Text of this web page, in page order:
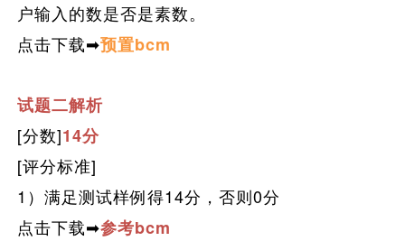
户输入的数是否是素数。
点击下载➡预置bcm
试题二解析
[分数]14分
[评分标准]
1）满足测试样例得14分，否则0分
点击下载➡参考bcm